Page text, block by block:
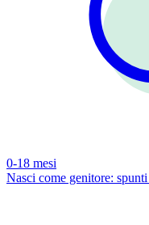
0-18 mesi
Nasci come genitore: